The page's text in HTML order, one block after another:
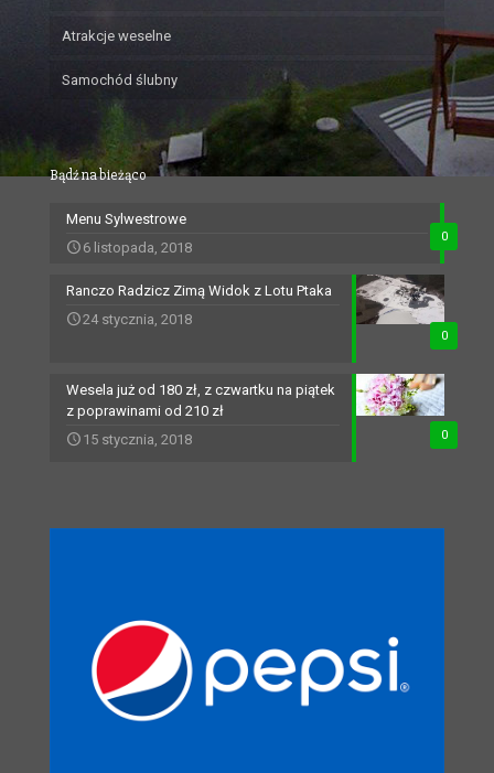
Atrakcje weselne
Samochód ślubny
Bądź na bieżąco
0
Menu Sylwestrowe
6 listopada, 2018
0
Ranczo Radzicz Zimą Widok z Lotu Ptaka
24 stycznia, 2018
0
Wesela już od 180 zł, z czwartku na piątek
z poprawinami od 210 zł
15 stycznia, 2018